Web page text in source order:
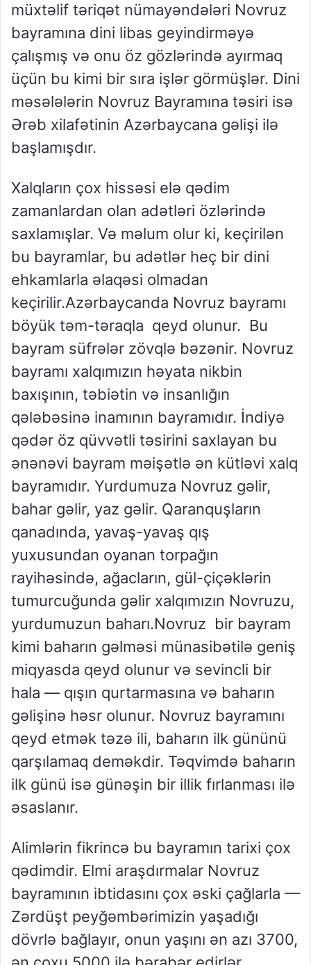
müxtəlif təriqət nümayəndələri Novruz
bayramına dini libas geyindirməyə
çalışmış və onu öz gözlərində ayırmaq
üçün bu kimi bir sıra işlər görmüşlər. Dini
məsələlərin Novruz Bayramına təsiri isə
Ərəb xilafətinin Azərbaycana gəlişi ilə
başlamışdır.
Xalqların çox hissəsi elə qədim
zamanlardan olan adətləri özlərində
saxlamışlar. Və məlum olur ki, keçirilən
bu bayramlar, bu adətlər heç bir dini
ehkamlarla əlaqəsi olmadan
keçirilir.Azərbaycanda Novruz bayramı
böyük təm-təraqla qeyd olunur. Bu
bayram süfrələr zövqlə bəzənir. Novruz
bayramı xalqımızın həyata nikbin
baxışının, təbiətin və insanlığın
qələbəsinə inamının bayramıdır. İndiyə
qədər öz qüvvətli təsirini saxlayan bu
ənənəvi bayram məişətlə ən kütləvi xalq
bayramıdır. Yurdumuza Novruz gəlir,
bahar gəlir, yaz gəlir. Qaranquşların
qanadında, yavaş-yavaş qış
yuxusundan oyanan torpağın
rayihəsində, ağacların, gül-çiçəklərin
tumurcuğunda gəlir xalqımızın Novruzu,
yurdumuzun baharı.Novruz bir bayram
kimi baharın gəlməsi münasibətilə geniş
miqyasda qeyd olunur və sevincli bir
hala — qışın qurtarmasına və baharın
gəlişinə həsr olunur. Novruz bayramını
qeyd etmək təzə ili, baharın ilk gününü
qarşılamaq deməkdir. Təqvimdə baharın
ilk günü isə günəşin bir illik fırlanması ilə
əsaslanır.
Alimlərin fikrincə bu bayramın tarixi çox
qədimdir. Elmi araşdırmalar Novruz
bayramının ibtidasını çox əski çağlarla —
Zərdüşt peyğəmbərimizin yaşadığı
dövrlə bağlayır, onun yaşını ən azı 3700,